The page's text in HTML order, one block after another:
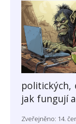
politických,
jak fungují
Zveřejněno: 14.